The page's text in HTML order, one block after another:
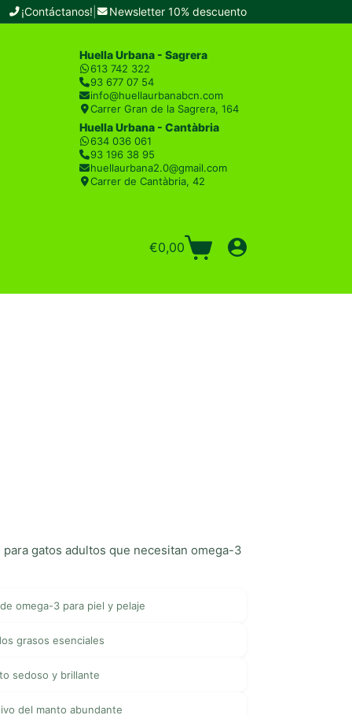
¡Contáctanos! Newsletter 10% descuento
Huella Urbana - Sagrera
613 742 322
93 677 07 54
info@huellaurbanabcn.com
Carrer Gran de la Sagrera, 164
Huella Urbana - Cantàbria
634 036 061
93 196 38 95
huellaurbana2.0@gmail.com
Carrer de Cantàbria, 42
Carro
€0,00
gatos adultos que necesitan omega-3
omega-3 para piel y pelaje
grasos esenciales
sedoso y brillante
del manto abundante